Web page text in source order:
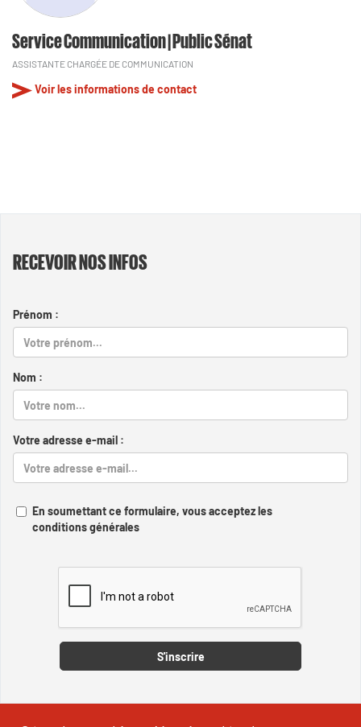
Service Communication | Public Sénat
ASSISTANTE CHARGÉE DE COMMUNICATION
Voir les informations de contact
RECEVOIR NOS INFOS
Prénom :
Nom :
Votre adresse e-mail :
En soumettant ce formulaire, vous acceptez les
conditions générales
S'inscrire